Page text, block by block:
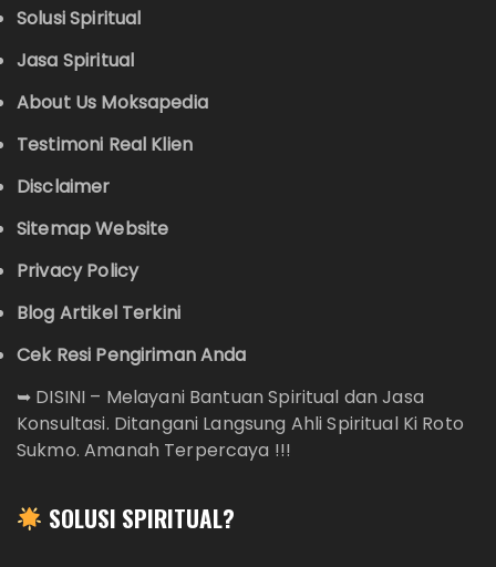
Solusi Spiritual
Jasa Spiritual
About Us Moksapedia
Testimoni Real Klien
Disclaimer
Sitemap Website
Privacy Policy
Blog Artikel Terkini
Cek Resi Pengiriman Anda
➥ DISINI – Melayani Bantuan Spiritual dan Jasa
Konsultasi. Ditangani Langsung Ahli Spiritual Ki Roto
Sukmo. Amanah Terpercaya !!!
SOLUSI SPIRITUAL?